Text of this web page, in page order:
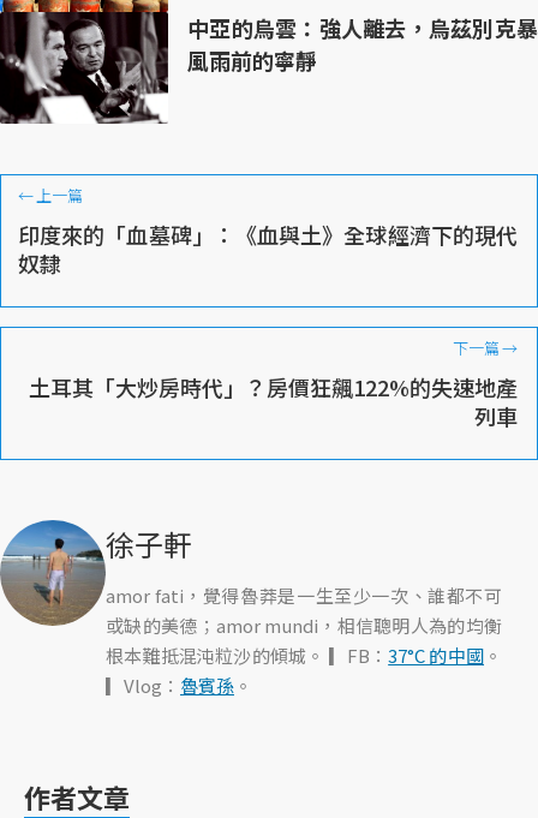
中亞的烏雲：強人離去，烏茲別克暴
風雨前的寧靜
←上一篇
印度來的「血墓碑」：《血與土》全球經濟下的現代
奴隸
下一篇→
土耳其「大炒房時代」？房價狂飆122%的失速地產
列車
徐子軒
amor fati，覺得魯莽是一生至少一次、誰都不可
或缺的美德；amor mundi，相信聰明人為的均衡
根本難抵混沌粒沙的傾城。 ▎FB：37°C 的中國 。
▎Vlog： 魯賓孫 。
作者文章